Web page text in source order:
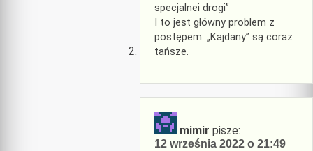
specjalnei drogi”
I to jest główny problem z
postępem. „Kajdany” są coraz
tańsze.
mimir pisze:
12 września 2022 o 21:49